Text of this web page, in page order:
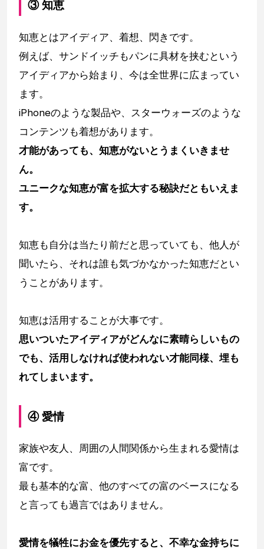
③ 知恵
知恵とはアイディア、着想、閃きです。
例えば、サンドイッチもパンに具材を挟むという
アイディアから始まり、今は全世界に広まってい
ます。
iPhoneのような製品や、スターウォーズのような
コンテンツも着想があります。
才能があっても、知恵がないとうまくいきませ
ん。
ユニークな知恵が富を拡大する秘訣だともいえま
す。
知恵も自分は当たり前だと思っていても、他人が
聞いたら、それは誰も気づかなかった知恵だとい
うことがあります。
知恵は活用することが大事です。
思いついたアイディアがどんなに素晴らしいもの
でも、活用しなければ使われない才能同様、埋も
れてしまいます。
④ 愛情
家族や友人、周囲の人間関係から生まれる愛情は
富です。
最も基本的な富、他のすべての富のベースになる
と言っても過言ではありません。
愛情を犠牲にお金を優先すると、不幸な金持ちに